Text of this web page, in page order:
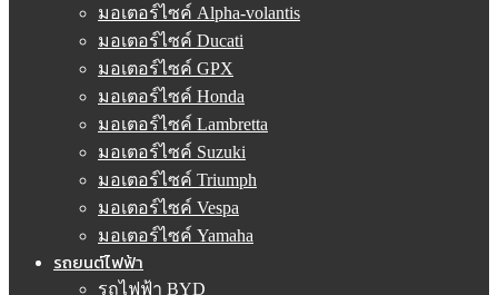
มอเตอร์ไซค์ Alpha-volantis
มอเตอร์ไซค์ Ducati
มอเตอร์ไซค์ GPX
มอเตอร์ไซค์ Honda
มอเตอร์ไซค์ Lambretta
มอเตอร์ไซค์ Suzuki
มอเตอร์ไซค์ Triumph
มอเตอร์ไซค์ Vespa
มอเตอร์ไซค์ Yamaha
รถยนต์ไฟฟ้า
รถไฟฟ้า BYD